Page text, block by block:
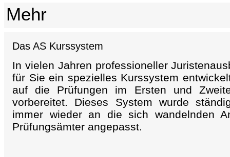
Mehr
Das AS Kurssystem
In vielen Jahren professioneller
für Sie ein spezielles Kurssystem
auf die Prüfungen im Ersten und
vorbereitet. Dieses System wurde
immer wieder an die sich wandelnden
Prüfungsämter angepasst.